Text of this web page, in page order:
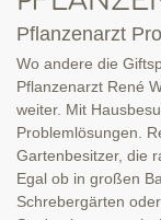
Pflanzenarzt
Wo andere die
Pflanzenarzt René
weiter. Mit
Problemlösungen.
Gartenbesitzer, die
Egal ob in großen
Schrebergärten